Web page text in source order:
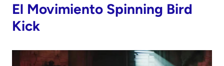
El Movimiento Spinning Bird
Kick